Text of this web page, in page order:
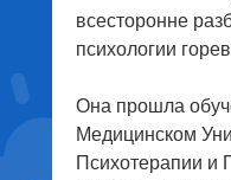
всесторонне
психологии
Она прошла
Медицинском
Психотерапии и